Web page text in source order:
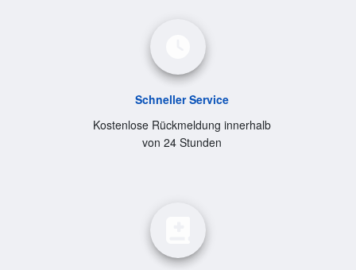
Schneller Service
Kostenlose Rückmeldung innerhalb
von 24 Stunden